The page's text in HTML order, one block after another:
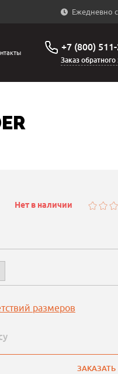
Ежедневно
+7 (800)
Заказ обратного
Нет в наличии
размеров
ЗАКАЗАТЬ